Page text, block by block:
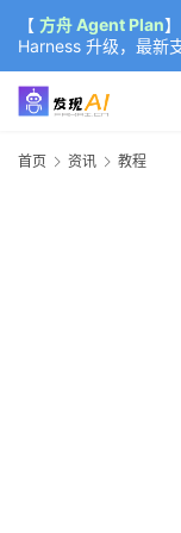
【 方舟 Agent Plan
Harness 升级，最新
K3（部分）、GLM-
首页 资讯 教程